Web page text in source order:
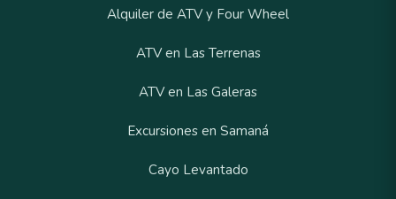
Alquiler de ATV y Four Wheel
ATV en Las Terrenas
ATV en Las Galeras
Excursiones en Samaná
Cayo Levantado